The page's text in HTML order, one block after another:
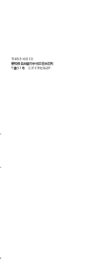
ものづくり
ックサイト
ます システ
会している
ングの予約
〒453-0018
愛知県名古屋市中村区佐古前町
7番31号 ミズイチビル2F